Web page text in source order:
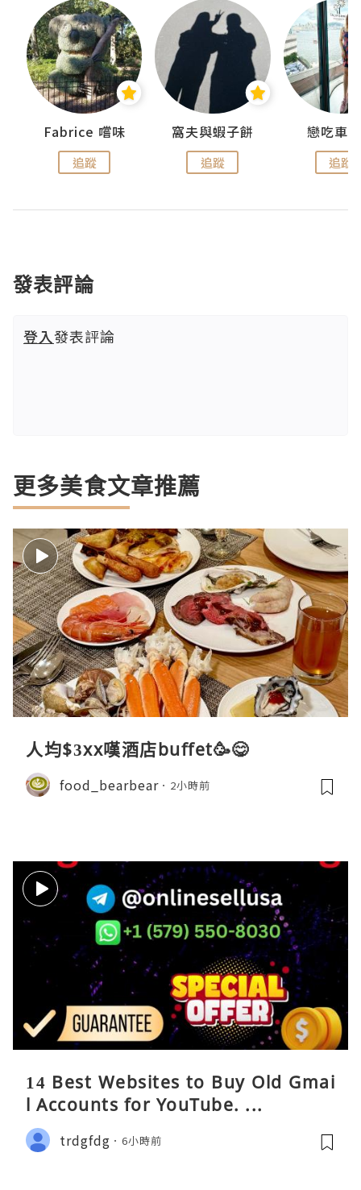
Fabrice 嚐味
追蹤
窩夫與蝦子餅
追蹤
戀吃車
追蹤
發表評論
登入發表評論
更多美食文章推薦
人均$3xx嘆酒店buffet🥳😋
food_bearbear 2小時前
14 Best Websites to Buy Old Gmai
l Accounts for YouTube. ...
trdgfdg 6小時前